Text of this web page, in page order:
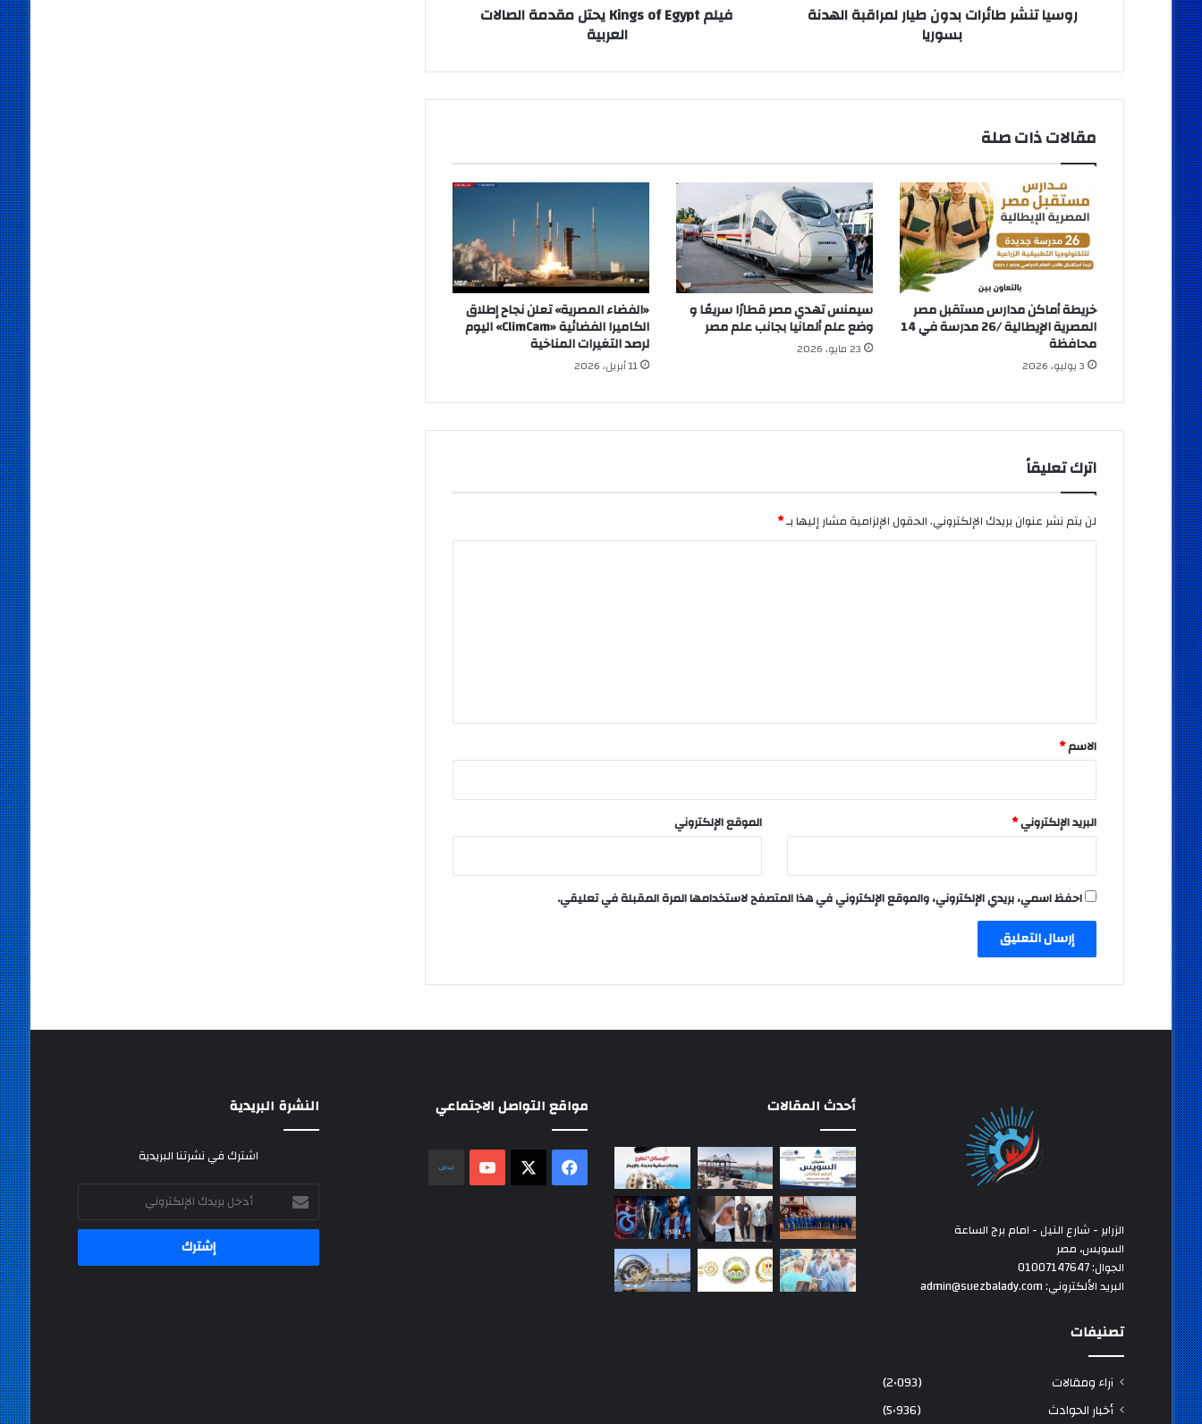
روسيا تنشر طائرات بدون طيار لمراقبة الهدنة
بسوريا
فيلم Kings of Egypt يحتل مقدمة الصالات
العربية
مقالات ذات صلة
خريطة أماكن مدارس مستقبل مصر
المصرية الإيطالية /26 مدرسة في 14
محافظة
3 يوليو، 2026
سيمنس تهدي مصر قطارًا سريعًا و
وضع علم ألمانيا بجانب علم مصر
23 مايو، 2026
«الفضاء المصرية» تعلن نجاح إطلاق
الكاميرا الفضائية «ClimCam» اليوم
لرصد التغيرات المناخية
11 أبريل، 2026
اترك تعليقاً
لن يتم نشر عنوان بريدك الإلكتروني.الحقول الإلزامية مشار إليها بـ*
*
الاسم*
البريد الإلكتروني* الموقع الإلكتروني
احفظ اسمي، بريدي الإلكتروني، والموقع الإلكتروني في هذا المتصفح لاستخدامها المرة المقبلة في تعليقي.
الزراير - شارع النيل - امام برج الساعة
السويس، مصر
الجوال: 01007147647
البريد الألكتروني: admin@suezbalady.com
تصنيفات
آراء ومقالات
(2٬093)
أخبار الحوادث
(5٬936)
أحدث المقالات مواقع التواصل الاجتماعي
فيسبوك
‫X
‫YouTube
النشرة البريدية
اشترك في نشرتنا البريدية
أدخل
بريدك
الإلكتروني